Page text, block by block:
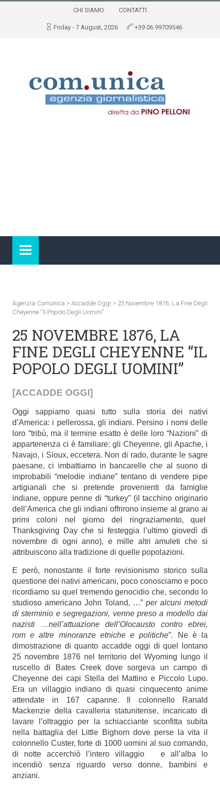
CHI SIAMO CONTATTI
Friday - 7 August, 2026 +39 06 99709546
Agenzia Comunica > Accadde Oggi > 25 Novembre 1876, La Fine Degli
Cheyenne “il Popolo Degli Uomini”
25 NOVEMBRE 1876, LA
FINE DEGLI CHEYENNE “IL
POPOLO DEGLI UOMINI”
[ACCADDE OGGI]
Oggi sappiamo quasi tutto sulla storia dei nativi
d’America: i pellerossa, gli indiani. Persino i nomi delle
loro “tribù, ma il termine esatto è delle loro “Nazioni” di
appartenenza ci è familiare: gli Cheyenne, gli Apache, i
Navajo, i Sioux, eccetera. Non di rado, durante le sagre
paesane, ci imbattiamo in bancarelle che al suono di
improbabili “melodie indiane” tentano di vendere pipe
artigianali che si pretende provenienti da famiglie
indiane, oppure penne di “turkey” (il tacchino originario
dell’America che gli indiani offrirono insieme al grano ai
primi coloni nel giorno del ringraziamento, quel
Thanksgiving Day che si festeggia l’ultimo giovedì di
novembre di ogni anno), e mille altri amuleti che si
attribuiscono alla tradizione di quelle popolazioni.
E però, nonostante il forte revisionismo storico sulla
questione dei nativi americani, poco conosciamo e poco
ricordiamo su quel tremendo genocidio che, secondo lo
studioso americano John Toland, …”per alcuni metodi
di sterminio e segregazioni, venne preso a modello dai
nazisti …nell’attuazione dell’Olocausto contro ebrei,
rom e altre minoranze etniche e politiche”. Ne è la
dimostrazione di quanto accadde oggi di quel lontano
25 novembre 1876 nel territorio del Wyoming lungo il
ruscello di Bates Creek dove sorgeva un campo di
Cheyenne dei capi Stella del Mattino e Piccolo Lupo.
Era un villaggio indiano di quasi cinquecento anime
attendate in 167 capanne. Il colonnello Ranald
Mackenzie della cavalleria statunitense, incaricato di
lavare l’oltraggio per la schiacciante sconfitta subita
nella battaglia del Little Bighorn dove perse la vita il
colonnello Custer, forte di 1000 uomini al suo comando,
di notte accerchiò l’intero villaggio e all’alba lo
incendiò senza riguardo verso donne, bambini e
anziani.